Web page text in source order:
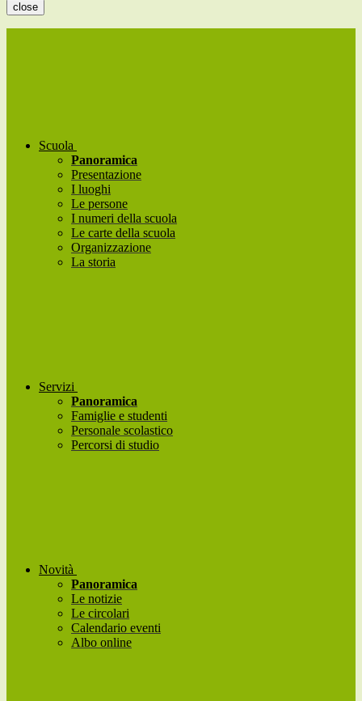
close
Scuola
Panoramica
Presentazione
I luoghi
Le persone
I numeri della scuola
Le carte della scuola
Organizzazione
La storia
Servizi
Panoramica
Famiglie e studenti
Personale scolastico
Percorsi di studio
Novità
Panoramica
Le notizie
Le circolari
Calendario eventi
Albo online